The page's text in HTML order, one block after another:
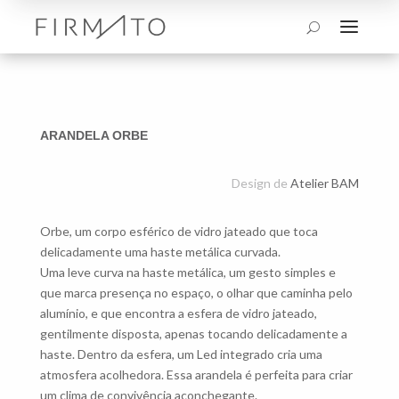
U a
ARANDELA ORBE
Design deAtelier BAM
Orbe, um corpo esférico de vidro jateado que toca
delicadamente uma haste metálica curvada.
Uma leve curva na haste metálica, um gesto simples e
que marca presença no espaço, o olhar que caminha pelo
alumínio, e que encontra a esfera de vidro jateado,
gentilmente disposta, apenas tocando delicadamente a
haste. Dentro da esfera, um Led integrado cria uma
atmosfera acolhedora. Essa arandela é perfeita para criar
um clima de convivência aconchegante.